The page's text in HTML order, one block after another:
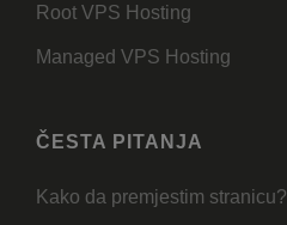
Root VPS Hosting
Managed VPS Hosting
ČESTA PITANJA
Kako da premjestim stranicu?